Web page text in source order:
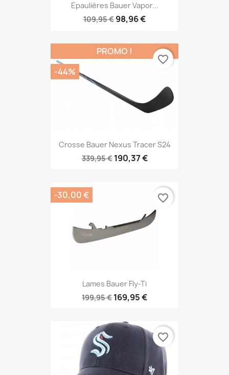
Epaulières Bauer Vapor...
109,95 € 98,96 €
Crosse Bauer Nexus Tracer S24
339,95 € 190,37 €
PROMO !
-44%
favorite_border
Lames Bauer Fly-Ti
199,95 € 169,95 €
-30,00 € favorite_border
favorite_border